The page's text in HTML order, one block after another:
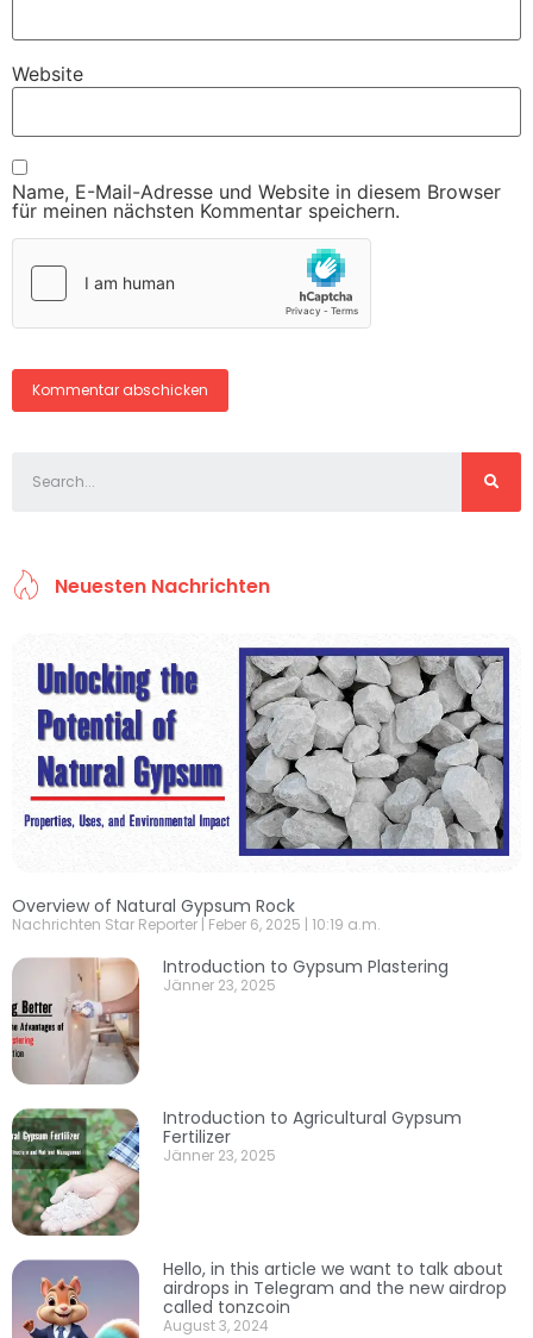
Website
Name, E-Mail-Adresse und Website in diesem Browser
für meinen nächsten Kommentar speichern.
Neuesten Nachrichten
Overview of Natural Gypsum Rock
Nachrichten Star Reporter Feber 6, 2025 10:19 a.m.
Introduction to Gypsum Plastering
Jänner 23, 2025
Introduction to Agricultural Gypsum
Fertilizer
Jänner 23, 2025
Hello, in this article we want to talk about
airdrops in Telegram and the new airdrop
called tonzcoin
August 3, 2024